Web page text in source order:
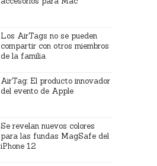
Los AirTags no se pueden
compartir con otros miembros
de la familia
AirTag: El producto innovador
del evento de Apple
Se revelan nuevos colores
para las fundas MagSafe del
iPhone 12